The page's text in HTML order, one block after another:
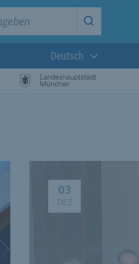
Suche
Aktuelle
Deutsch
Meldung vom
03
DEZ